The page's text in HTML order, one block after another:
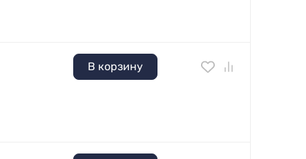
В корзину